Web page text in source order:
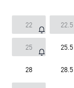
22 22.5
25 25.5
28 28.5